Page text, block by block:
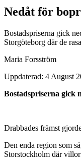
Nedåt för
Bostadspriserna gick
Storgöteborg där de
Maria Forsström
Uppdaterad: 4 August
Bostadspriserna gick
Drabbades främst
Den enda region som
Storstockholm där